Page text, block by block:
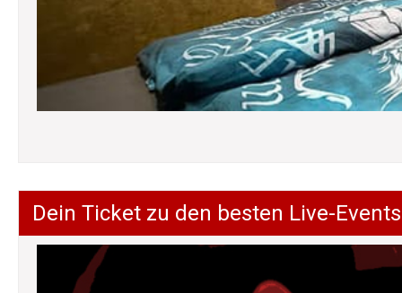
Dein Ticket zu den besten Live-Events